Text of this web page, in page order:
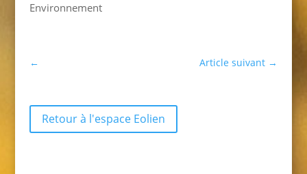
Environnement
← Article suivant →
Retour à l'espace Eolien